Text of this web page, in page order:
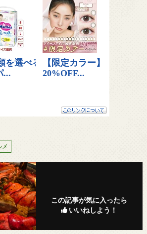
メ
この記事が気に入ったら
いいねしよう！